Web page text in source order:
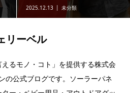
2025.12.13 未分類
リーベル
るモノ・コト」を提供する株式会
の公式ブログです。ソーラーパネ